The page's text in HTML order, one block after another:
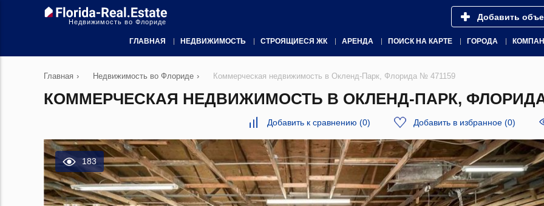
Недвижимость во Флориде Добавить
ГЛАВНАЯ НЕДВИЖИМОСТЬ СТРОЯЩИЕСЯ ЖК АРЕНДА ПОИСК НА КАРТЕ ГОРОДА
Главная › Недвижимость во Флориде › Коммерческая недвижимость в Окленд-Парк, Флорида № 471159
КОММЕРЧЕСКАЯ НЕДВИЖИМОСТЬ В ОКЛЕНД-ПАРК, ФЛОРИДА
Добавить к сравнению (0) Добавить в избранное (0)
183